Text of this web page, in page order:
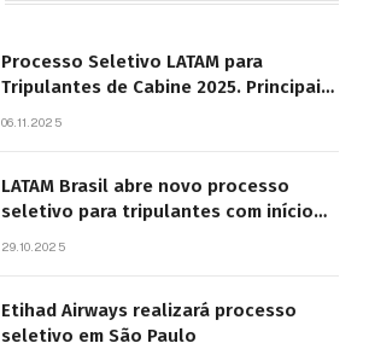
Processo Seletivo LATAM para
Tripulantes de Cabine 2025. Principais
06.11.2025
LATAM Brasil abre novo processo
seletivo para tripulantes com início
29.10.2025
Etihad Airways realizará processo
seletivo em São Paulo